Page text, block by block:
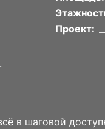
Проект:
в шаговой